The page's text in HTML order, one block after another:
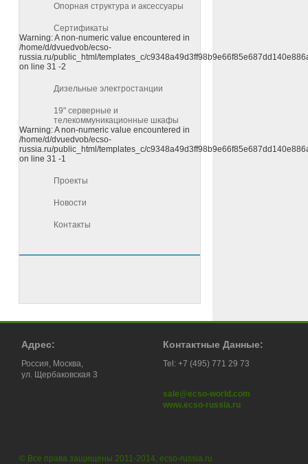
Опорная структура и аксессуары
Сертификаты
Warning: A non-numeric value encountered in
/home/d/dvuedvob/ecso-
russia.ru/public_html/templates_c/
on line 31 -2
Дизельные электростанции
19" cерверные и
телекоммуникационные шкафы
Warning: A non-numeric value encountered in
/home/d/dvuedvob/ecso-
russia.ru/public_html/templates_c/
on line 31 -1
Проекты
Новости
Контакты
Адрес:
Россия, Москва,
ул. Щербаковская 3
Контактные Данные:
Tel: +7 (495) 771 29 73
sale@ecso-world.com
www.ecso-russia.ru
© Все права защищены 2011-2014, ecso-russia.ru